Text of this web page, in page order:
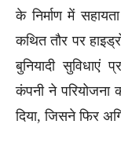
के निर्माण में
कथित तौर पर
बुनियादी सुविधाएं
कंपनी ने परियोजना
दिया, जिसने फिर